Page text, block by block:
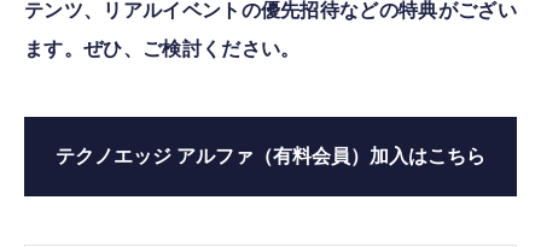
テンツ、リアルイベントの優先招待などの特典がござい
ます。ぜひ、ご検討ください。
テクノエッジ アルファ（有料会員）加入はこちら